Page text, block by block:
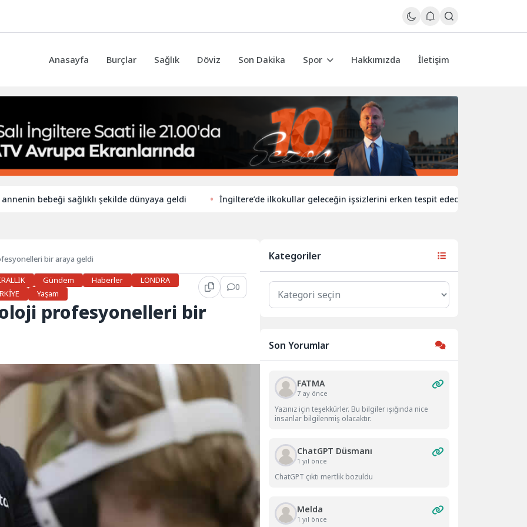
Anasayfa Burçlar Sağlık Döviz Son Dakika Spor Hakkımızda İletişim
bebeği sağlıklı şekilde dünyaya geldi İngiltere’de ilkokullar geleceğin işsizlerini erken tespit edecek
bir araya geldi
Gündem Haberler
LONDRA
Yaşam
0
profesyonelleri bir
Kategoriler
Kategoriler
Son Yorumlar
FATMA
7 ay önce
Yazınız için teşekkürler. Bu bilgiler ışığında nice
insanlar bilgilenmiş olacaktır.
ChatGPT Düsmanı
1 yıl önce
ChatGPT çıktı mertlik bozuldu
Melda
1 yıl önce